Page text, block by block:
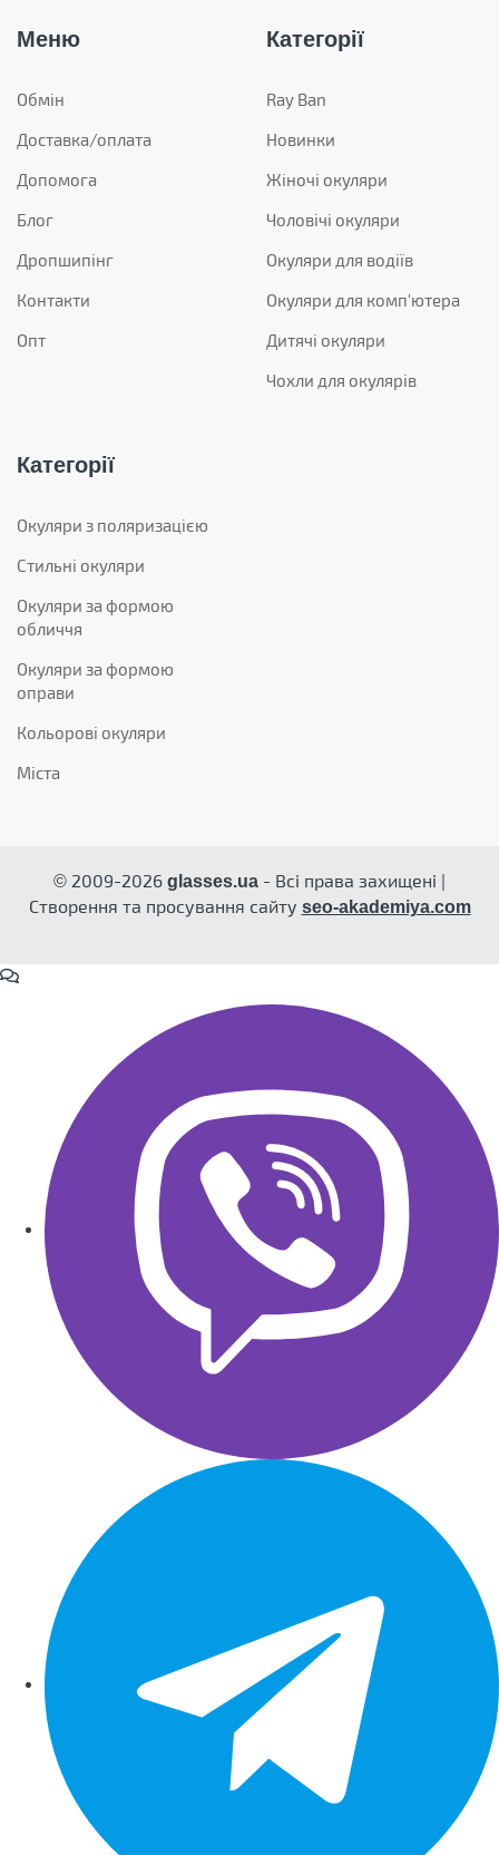
Меню
Обмін
Доставка/оплата
Допомога
Блог
Дропшипінг
Контакти
Опт
Категорії
Ray Ban
Новинки
Жіночі окуляри
Чоловічі окуляри
Окуляри для водіїв
Окуляри для комп'ютера
Дитячі окуляри
Чохли для окулярів
Категорії
Окуляри з поляризацією
Стильні окуляри
Окуляри за формою
обличчя
Окуляри за формою
оправи
Кольорові окуляри
Міста
© 2009-2026 glasses.ua - Всі права захищені |
Створення та просування сайту seo-akademiya.com